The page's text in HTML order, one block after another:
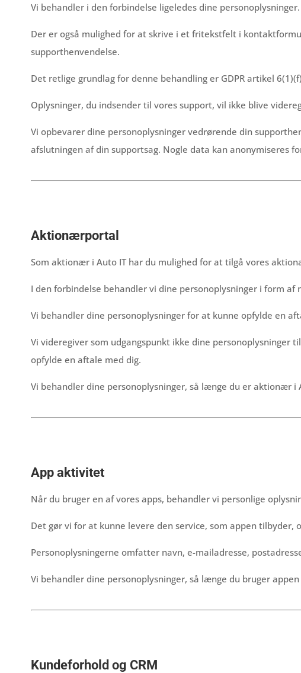
Vi behandler i den forbindelse ligeledes dine
Der er også mulighed for at skrive i et fritekstfelt i
supporthenvendelse.
Det retlige grundlag for denne behandling er GDPR artikel
Oplysninger, du indsender til vores support, vil ikke blive
Vi opbevarer dine personoplysninger vedrørende din
afslutningen af din supportsag. Nogle data kan anonymiseres
Aktionærportal
Som aktionær i Auto IT har du mulighed for at tilgå vores
I den forbindelse behandler vi dine personoplysninger i form
Vi behandler dine personoplysninger for at kunne opfylde en
Vi videregiver som udgangspunkt ikke dine
opfylde en aftale med dig.
Vi behandler dine personoplysninger, så længe du er aktionær i
App aktivitet
Når du bruger en af vores apps, behandler vi personlige
Det gør vi for at kunne levere den service, som appen tilbyder,
Personoplysningerne omfatter navn, e-mailadresse,
Vi behandler dine personoplysninger, så længe du bruger
Kundeforhold og CRM